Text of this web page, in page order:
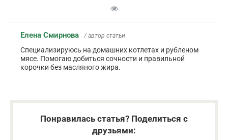
Елена Смирнова / автор статьи
Специализируюсь на домашних котлетах и рубленом
мясе. Помогаю добиться сочности и правильной
корочки без масляного жира.
Понравилась статья? Поделиться с
друзьями: